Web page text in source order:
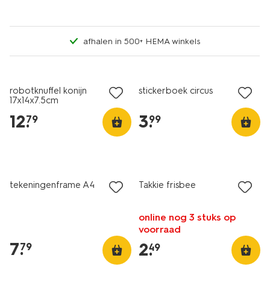
afhalen in 500+ HEMA winkels
robotknuffel konijn
17x14x7.5cm
12.
79
stickerboek circus
3.
99
tekeningenframe A4
7.
79
Takkie frisbee
online nog 3 stuks op
voorraad
2.
49